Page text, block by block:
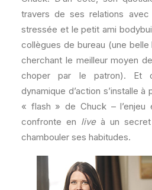
travers de ses relations
stressée et le petit ami
collègues de bureau (une
cherchant le meilleur moyen
choper par le patron). Et
dynamique d’action s’installe
« flash » de Chuck – l’enjeu
confronte en liveà un secret
chambouler ses habitudes.